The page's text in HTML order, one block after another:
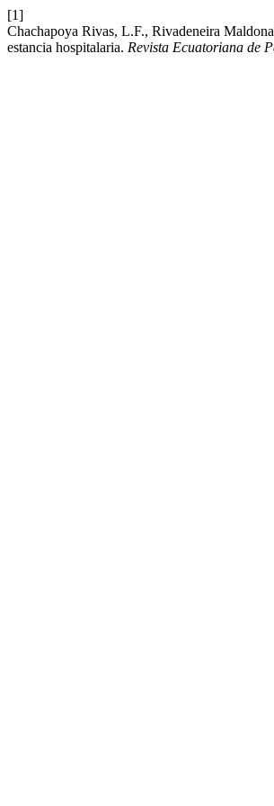
[1]
Chachapoya Rivas, L.F., Rivadeneira
estancia hospitalaria. Revista Ecuatoriana de